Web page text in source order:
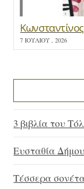
7 ΙΟΥΛΊΟΥ , 2026
3 βιβλία του
Ευσταθία
Τέσσερα